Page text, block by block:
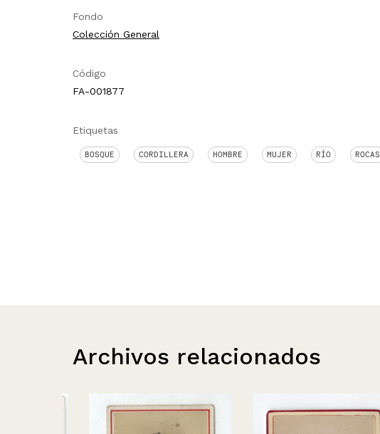
Fondo
Colección General
Código
FA-001877
Etiquetas
BOSQUE CORDILLERA HOMBRE MUJER RÍO ROCAS
Archivos relacionados